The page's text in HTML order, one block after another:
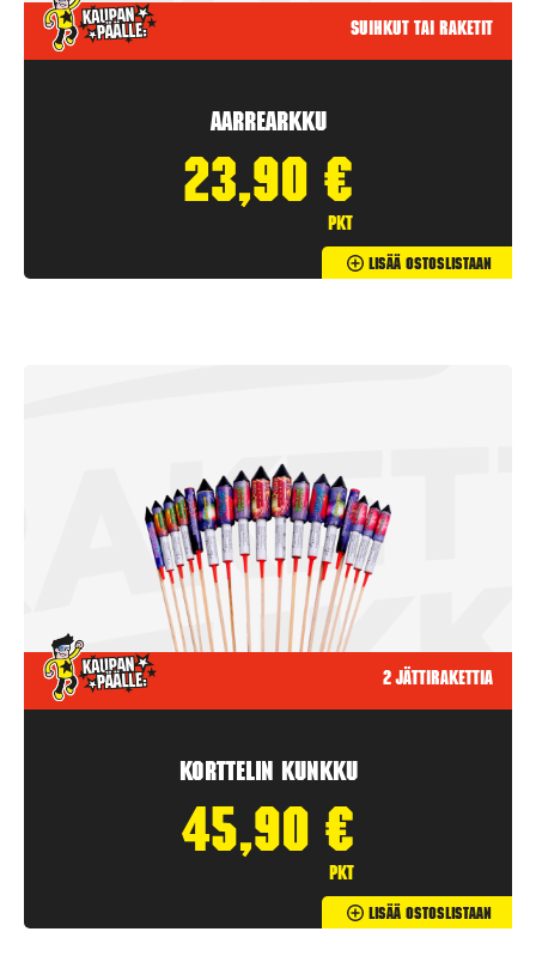
Suihkut tai raketit
Aarrearkku
23,90 €
pkt
Lisää Ostoslistaan
2 jättirakettia
Korttelin kunkku
45,90 €
pkt
Lisää Ostoslistaan